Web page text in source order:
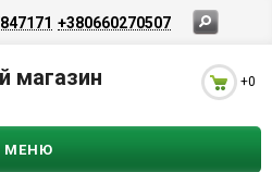
+380660270507
магазин +0
МЕНЮ